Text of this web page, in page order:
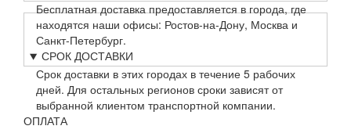
Бесплатная доставка предоставляется в города, где
находятся наши офисы: Ростов-на-Дону, Москва и
Санкт-Петербург.
СРОК ДОСТАВКИ
Срок доставки в этих городах в течение 5 рабочих
дней. Для остальных регионов сроки зависят от
выбранной клиентом транспортной компании.
ОПЛАТА